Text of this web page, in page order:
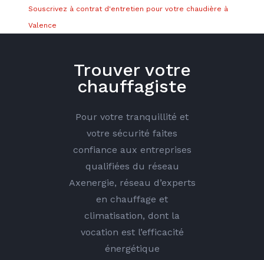
Souscrivez à contrat d'entretien pour votre chaudière à
Valence
Trouver votre
chauffagiste
Pour votre tranquillité et
votre sécurité faites
confiance aux entreprises
qualifiées du réseau
Axenergie, réseau d’experts
en chauffage et
climatisation, dont la
vocation est l’efficacité
énergétique